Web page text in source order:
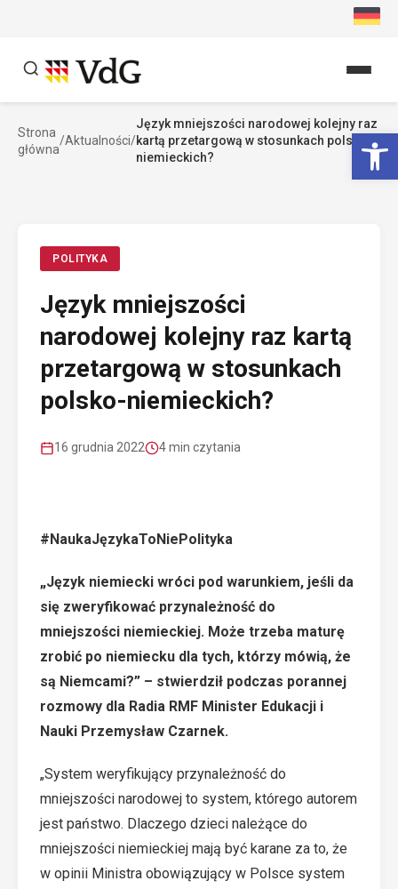
Szukaj
Strona
główna
/Aktualności/
Język mniejszości narodowej kolejny raz
kartą przetargową w stosunkach polsko-
niemieckich?
POLITYKA
Język mniejszości
narodowej kolejny raz kartą
przetargową w stosunkach
polsko-niemieckich?
16 grudnia 2022 4 min czytania
#NaukaJęzykaToNiePolityka
„Język niemiecki wróci pod warunkiem, jeśli da
się zweryfikować przynależność do
mniejszości niemieckiej. Może trzeba maturę
zrobić po niemiecku dla tych, którzy mówią, że
są Niemcami?” – stwierdził podczas porannej
rozmowy dla Radia RMF Minister Edukacji i
Nauki Przemysław Czarnek.
„System weryfikujący przynależność do
mniejszości narodowej to system, którego autorem
jest państwo. Dlaczego dzieci należące do
mniejszości niemieckiej mają być karane za to, że
w opinii Ministra obowiązujący w Polsce system